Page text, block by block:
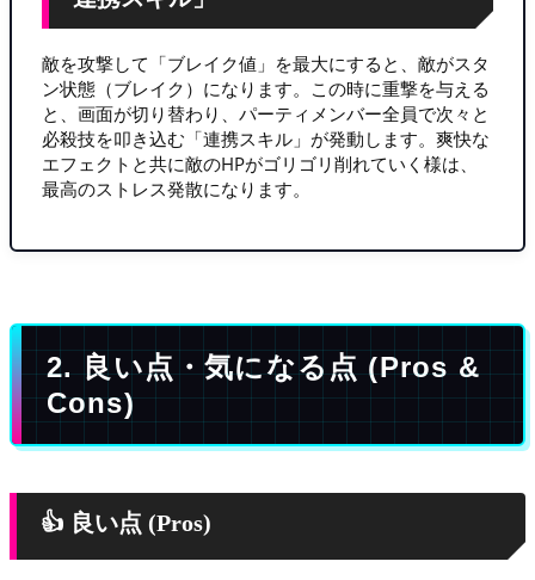
敵を攻撃して「ブレイク値」を最大にすると、敵がスタ
ン状態（ブレイク）になります。この時に重撃を与える
と、画面が切り替わり、パーティメンバー全員で次々と
必殺技を叩き込む「連携スキル」が発動します。爽快な
エフェクトと共に敵のHPがゴリゴリ削れていく様は、
最高のストレス発散になります。
2. 良い点・気になる点 (Pros &
Cons)
👍 良い点 (Pros)